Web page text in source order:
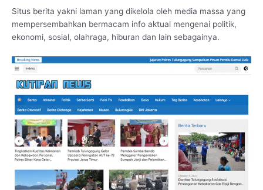
Situs berita yakni laman yang dikelola oleh media massa yang
mempersembahkan bermacam info aktual mengenai politik,
ekonomi, sosial, olahraga, hiburan dan lain sebagainya.